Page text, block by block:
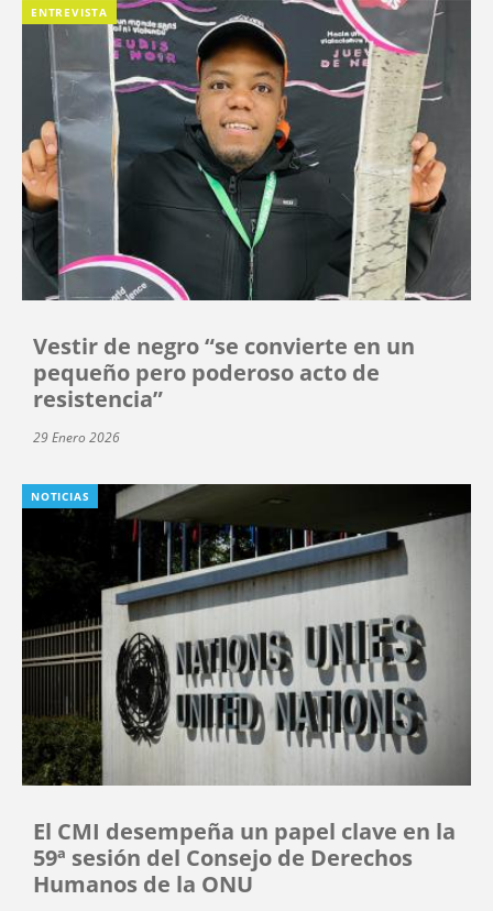
ENTREVISTA
Vestir de negro “se convierte en un
pequeño pero poderoso acto de
resistencia”
29 Enero 2026
NOTICIAS
El CMI desempeña un papel clave en la
59ª sesión del Consejo de Derechos
Humanos de la ONU